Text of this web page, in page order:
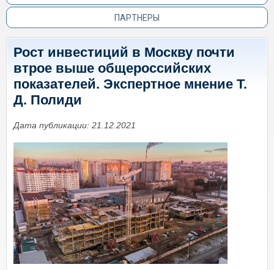
ПАРТНЕРЫ
Рост инвестиций в Москву почти
втрое выше общероссийских
показателей. Экспертное мнение Т.
Д. Полиди
Дата публикации: 21.12.2021